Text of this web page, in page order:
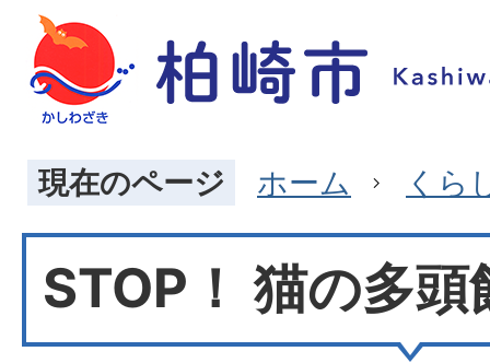
現在のページ ホーム くら
STOP！ 猫の多頭